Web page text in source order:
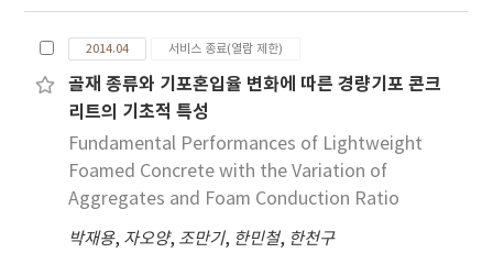
therefore it is suitable to be used as the raw
materials of lightweight
aggregate.Development of lightweight
aggregate using this bottom ash will be
helpful to solve landfill and environmental
problems.Lightweight aggregate was
developed at 1,110oC by using clay, kaolin,
bentonite and silica as the raw material to
bottom ash. Silicon carbide (SiC) was used as
2014.04 서비스 종료(열람 제한)
골재 종류와 기포혼입율 변화에 따른 경량기포 콘크
리트의 기초적 특성
Fundamental Performances of Lightweight
Foamed Concrete with the Variation of
Aggregates and Foam Conduction Ratio
박재용, 자오양, 조만기, 한민철, 한천구